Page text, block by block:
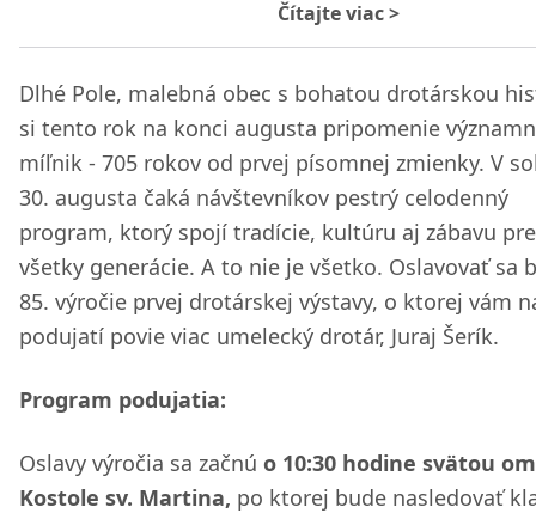
Čítajte viac>
Dlhé Pole, malebná obec s bohatou drotárskou
si tento rok na konci augusta pripomenie
míľnik - 705 rokov od prvej písomnej zmienky. V
30. augusta čaká návštevníkov pestrý celodenný
program, ktorý spojí tradície, kultúru aj zábavu pre
všetky generácie. A to nie je všetko. Oslavovať sa
85. výročie prvej drotárskej výstavy, o ktorej vám
podujatí povie viac umelecký drotár, Juraj Šerík.
Program podujatia:
Oslavy výročia sa začnú o 10:30 hodine svätou
Kostole sv. Martina, po ktorej bude nasledovať